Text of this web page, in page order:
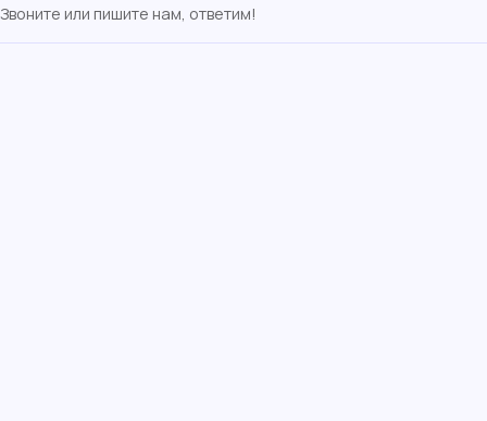
Звоните или пишите нам, ответим!